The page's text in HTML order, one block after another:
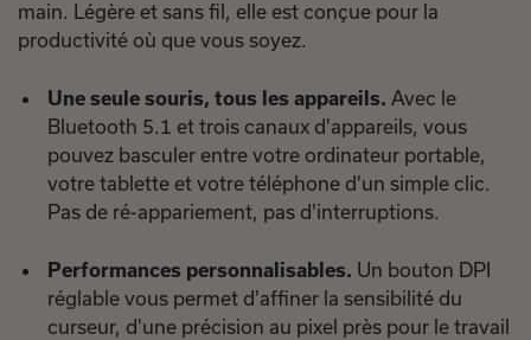
main. Légère et sans fil, elle est conçue pour la
productivité où que vous soyez.
Une seule souris, tous les appareils. Avec le
Bluetooth 5.1 et trois canaux d'appareils, vous
pouvez basculer entre votre ordinateur portable,
votre tablette et votre téléphone d'un simple clic.
Pas de ré-appariement, pas d'interruptions.
Performances personnalisables. Un bouton DPI
réglable vous permet d'affiner la sensibilité du
curseur, d'une précision au pixel près pour le travail